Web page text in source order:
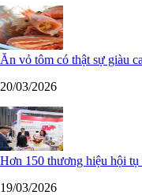
Ăn vỏ tôm có thật sự giàu
20/03/2026
Hơn 150 thương hiệu hội
19/03/2026